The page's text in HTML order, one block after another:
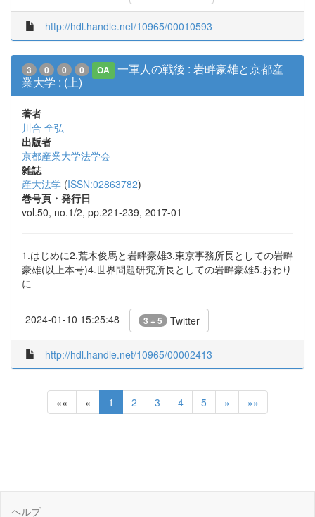
http://hdl.handle.net/10965/00010593
3 0 0 0 OA
一軍人の戦後 : 岩畔豪雄と京都産
業大学 : (上)
著者
川合 全弘
出版者
京都産業大学法学会
雑誌
産大法学 (ISSN:02863782)
巻号頁・発行日
vol.50, no.1/2, pp.221-239, 2017-01
1.はじめに2.荒木俊馬と岩畔豪雄3.東京事務所長としての岩畔
豪雄(以上本号)4.世界問題研究所長としての岩畔豪雄5.おわり
に
2024-01-10 15:25:48 3 + 5 Twitter
http://hdl.handle.net/10965/00002413
«« « 1 2 3 4 5 » »»
ヘルプ